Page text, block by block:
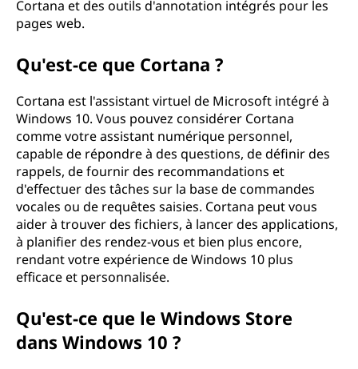
Cortana et des outils d'annotation intégrés pour les
pages web.
Qu'est-ce que Cortana ?
Cortana est l'assistant virtuel de Microsoft intégré à
Windows 10. Vous pouvez considérer Cortana
comme votre assistant numérique personnel,
capable de répondre à des questions, de définir des
rappels, de fournir des recommandations et
d'effectuer des tâches sur la base de commandes
vocales ou de requêtes saisies. Cortana peut vous
aider à trouver des fichiers, à lancer des applications,
à planifier des rendez-vous et bien plus encore,
rendant votre expérience de Windows 10 plus
efficace et personnalisée.
Qu'est-ce que le Windows Store
dans Windows 10 ?